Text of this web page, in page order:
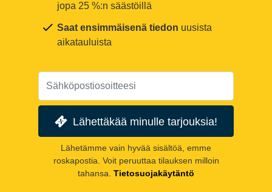
jopa 25 %:n säästöillä
Saat ensimmäisenä tiedon uusista
aikatauluista
Lähettäkää minulle tarjouksia!
Lähetämme vain hyvää sisältöä, emme
roskapostia. Voit peruuttaa tilauksen milloin
tahansa. Tietosuojakäytäntö